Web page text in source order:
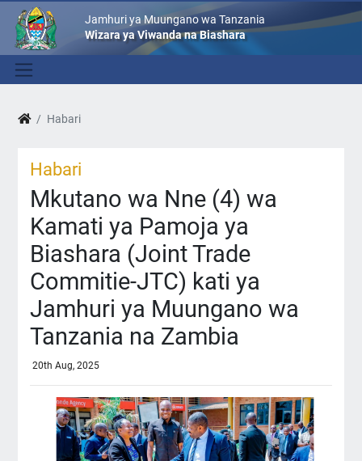
Jamhuri ya Muungano wa Tanzania
Wizara ya Viwanda na Biashara
Habari
Habari
Mkutano wa Nne (4) wa
Kamati ya Pamoja ya
Biashara (Joint Trade
Commitie-JTC) kati ya
Jamhuri ya Muungano wa
Tanzania na Zambia
20th Aug, 2025